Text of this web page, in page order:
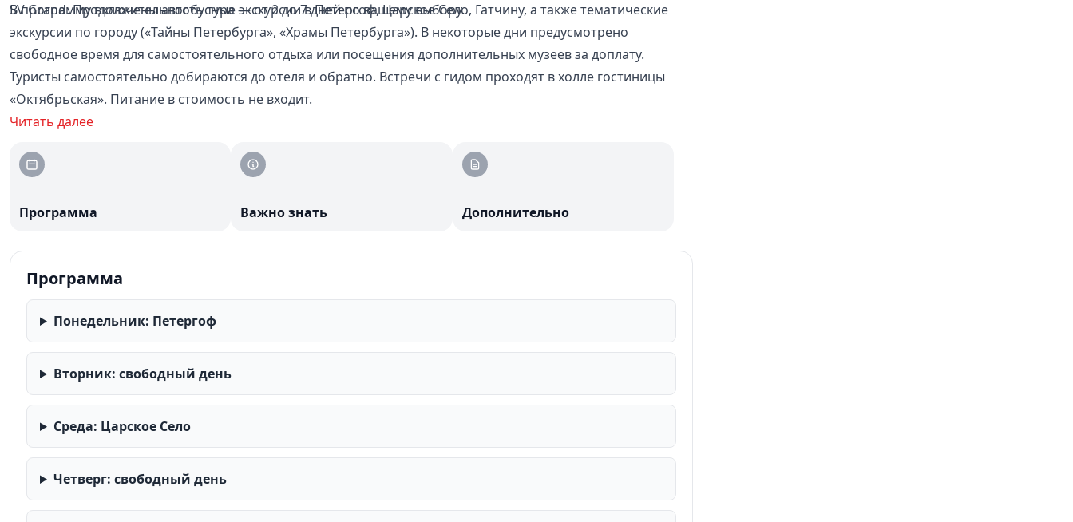
SV Grand. Продолжительность тура — от 2 до 7 дней по вашему выбору.
В программу включены автобусные экскурсии в Петергоф, Царское Село, Гатчину, а также тематические
экскурсии по городу («Тайны Петербурга», «Храмы Петербурга»). В некоторые дни предусмотрено
свободное время для самостоятельного отдыха или посещения дополнительных музеев за доплату.
Туристы самостоятельно добираются до отеля и обратно. Встречи с гидом проходят в холле гостиницы
«Октябрьская». Питание в стоимость не входит.
Читать далее
Программа Важно знать Дополнительно
Программа
Понедельник: Петергоф
Вторник: свободный день
Среда: Царское Село
Четверг: свободный день